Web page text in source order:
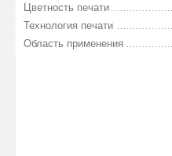
Цветность печати
Технология печати
Область применения